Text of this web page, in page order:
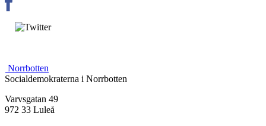
Norrbotten
Socialdemokraterna i Norrbotten
Varvsgatan 49
972 33 Luleå